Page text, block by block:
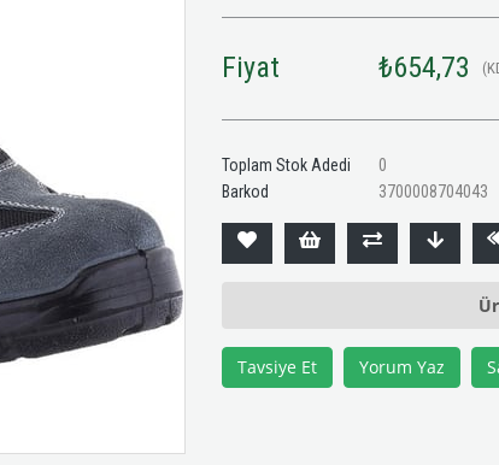
Fiyat ₺654,73
Toplam Stok Adedi
0
Barkod
3700008704043
Tavsiye Et Yorum Yaz